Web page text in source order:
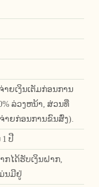
າຍເງິນເຕັມກ່ອນການ
ລ່ວງຫນ້າ, ສ່ວນທີ່
າຍກ່ອນການຂົນສົ່ງ).
ປີ
ກໄດ້ຮັບເງິນຝາກ,
ນມີຢູ່